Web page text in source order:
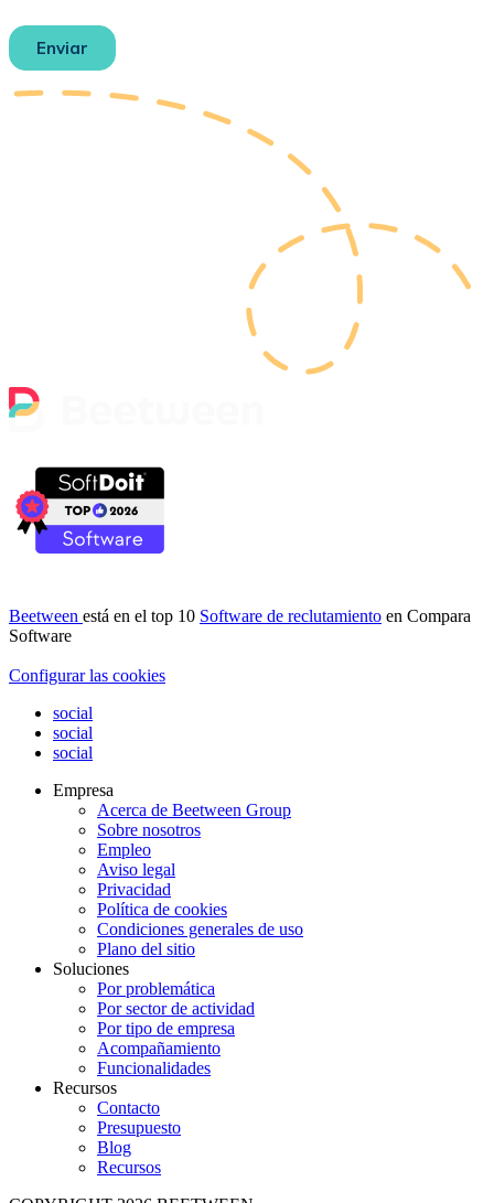
Beetween está en el top 10 Software de reclutamiento en Compara
Software
Configurar las cookies
social
social
social
Empresa
Acerca de Beetween Group
Sobre nosotros
Empleo
Aviso legal
Privacidad
Política de cookies
Condiciones generales de uso
Plano del sitio
Soluciones
Por problemática
Por sector de actividad
Por tipo de empresa
Acompañamiento
Funcionalidades
Recursos
Contacto
Presupuesto
Blog
Recursos